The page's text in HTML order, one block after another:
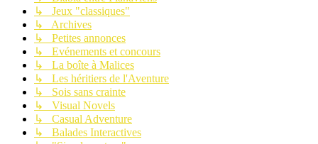
↳ Jeux "classiques"
↳ Archives
↳ Petites annonces
↳ Evénements et concours
↳ La boîte à Malices
↳ Les héritiers de l'Aventure
↳ Sois sans crainte
↳ Visual Novels
↳ Casual Adventure
↳ Balades Interactives